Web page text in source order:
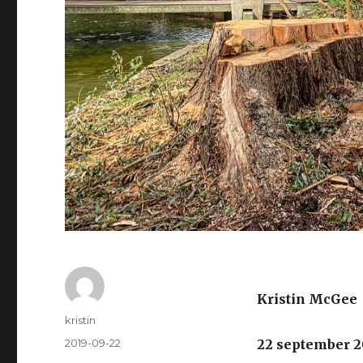
Kristin McGee
22 september
Author
kristin
Posted
2019-09-22